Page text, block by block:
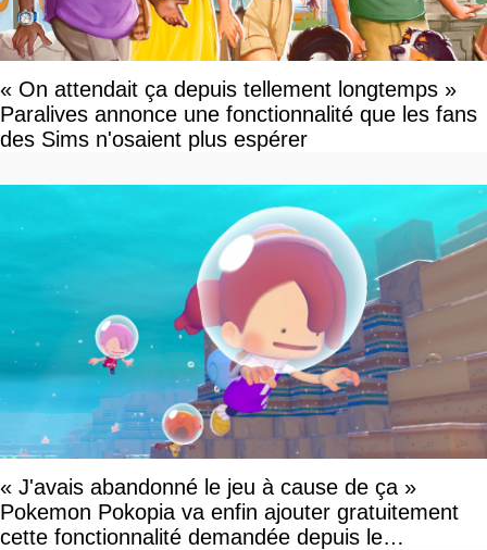
« On attendait ça depuis tellement longtemps »
Paralives annonce une fonctionnalité que les fans
des Sims n'osaient plus espérer
« J'avais abandonné le jeu à cause de ça »
Pokemon Pokopia va enfin ajouter gratuitement
cette fonctionnalité demandée depuis le